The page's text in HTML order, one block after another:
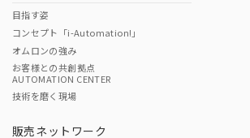
目指す姿
コンセプト「i-Automation!」
オムロンの強み
お客様との共創拠点
AUTOMATION CENTER
技術を磨く現場
販売ネットワーク